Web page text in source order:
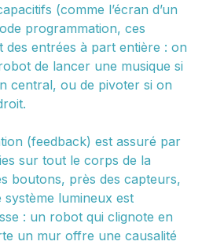
(comme l’écran d’un
programmation, ces
des entrées à part entière : on
de lancer une musique si
central, ou de pivoter si on
(feedback) est assuré par
sur tout le corps de la
boutons, près des capteurs,
système lumineux est
: un robot qui clignote en
un mur offre une causalité